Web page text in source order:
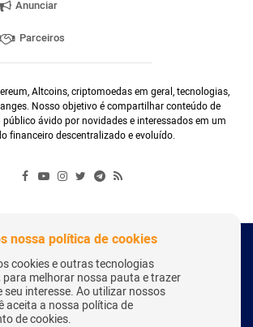
Anunciar
Parceiros
Altcoins, criptomoedas em geral, tecnologias,
Nosso objetivo é compartilhar conteúdo de
ávido por novidades e interessados em um
financeiro descentralizado e evoluído.
2018 - Todos os Direitos Reservados
Desenvolvido por: Herick Correa
nossa política de cookies
cookies e outras tecnologias
para melhorar nossa pauta e trazer
seu interesse. Ao utilizar nossos
aceita a nossa política de
de cookies.